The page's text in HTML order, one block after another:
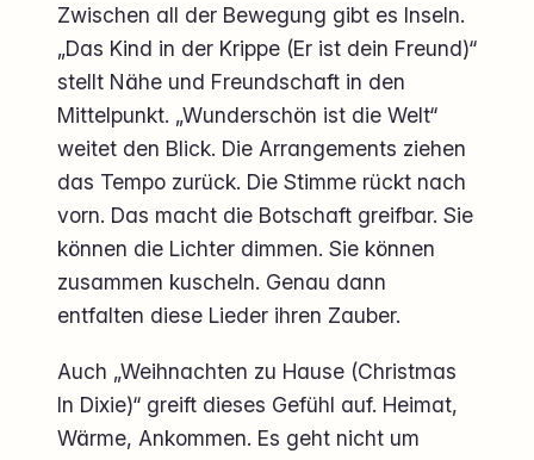
Zwischen all der Bewegung gibt es Inseln.
„Das Kind in der Krippe (Er ist dein Freund)“
stellt Nähe und Freundschaft in den
Mittelpunkt. „Wunderschön ist die Welt“
weitet den Blick. Die Arrangements ziehen
das Tempo zurück. Die Stimme rückt nach
vorn. Das macht die Botschaft greifbar. Sie
können die Lichter dimmen. Sie können
zusammen kuscheln. Genau dann
entfalten diese Lieder ihren Zauber.
Auch „Weihnachten zu Hause (Christmas
In Dixie)“ greift dieses Gefühl auf. Heimat,
Wärme, Ankommen. Es geht nicht um